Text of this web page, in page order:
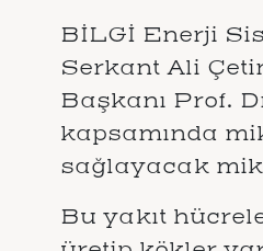
BİLGİ Enerji
Serkant Ali
Başkanı Prof.
kapsamında
sağlayacak
Bu yakıt